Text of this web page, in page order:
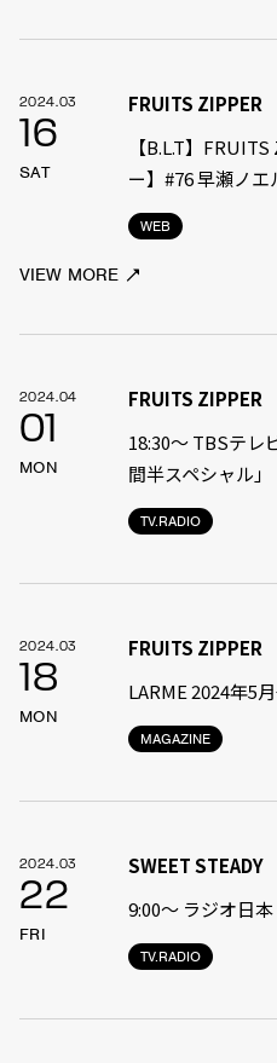
2024.03
16
SAT
WEB
FRUITS ZIPPER
【B.L.T】
ー】#76 早瀬ノエ
VIEW MORE
2024.04
01
MON
TV.RADIO
FRUITS ZIPPER
18:30〜 TBSテレ
間半スペシャル」
2024.03
18
MON
MAGAZINE
FRUITS ZIPPER
LARME 2024年5
2024.03
22
FRI
TV.RADIO
SWEET STEADY
9:00〜 ラジオ日